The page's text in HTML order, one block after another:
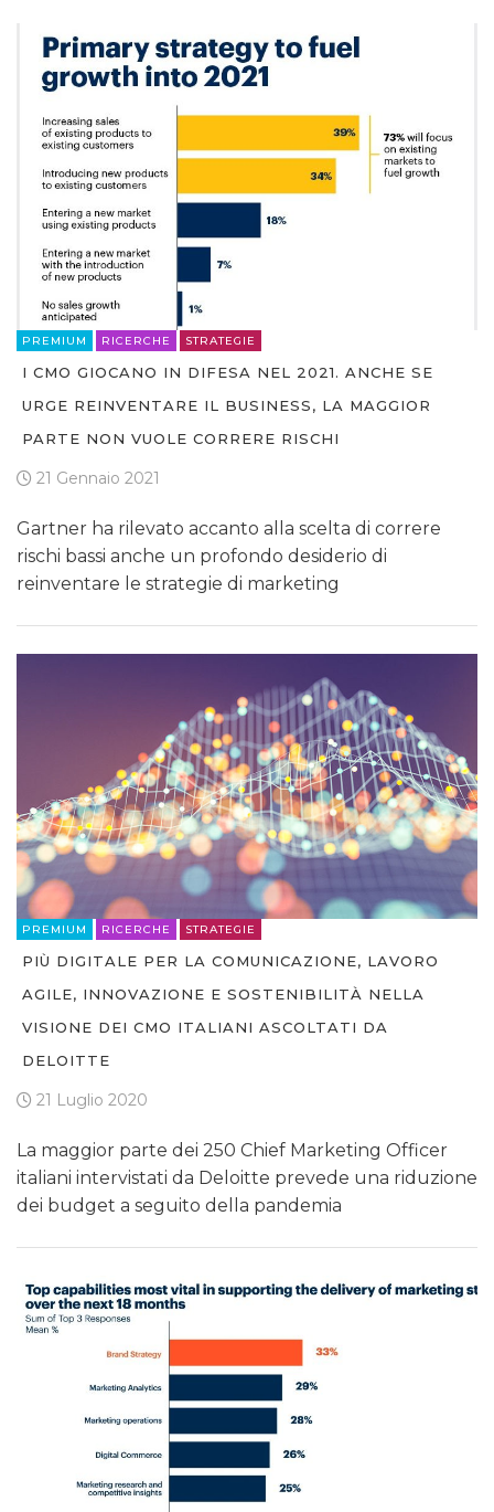
PREMIUM RICERCHE STRATEGIE
I CMO GIOCANO IN DIFESA NEL 2021. ANCHE SE
URGE REINVENTARE IL BUSINESS, LA MAGGIOR
PARTE NON VUOLE CORRERE RISCHI
21 Gennaio 2021
Gartner ha rilevato accanto alla scelta di correre
rischi bassi anche un profondo desiderio di
reinventare le strategie di marketing
PREMIUM RICERCHE STRATEGIE
PIÙ DIGITALE PER LA COMUNICAZIONE, LAVORO
AGILE, INNOVAZIONE E SOSTENIBILITÀ NELLA
VISIONE DEI CMO ITALIANI ASCOLTATI DA
DELOITTE
21 Luglio 2020
La maggior parte dei 250 Chief Marketing Officer
italiani intervistati da Deloitte prevede una riduzione
dei budget a seguito della pandemia